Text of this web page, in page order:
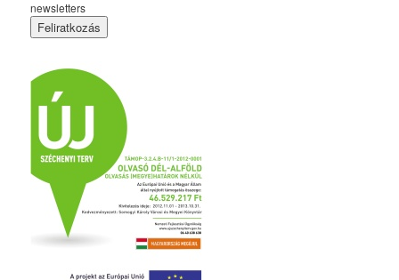
newsletters